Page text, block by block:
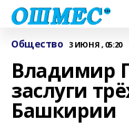
Общество 3 ИЮНЯ , 05:20
Владимир
заслуги
Башкирии